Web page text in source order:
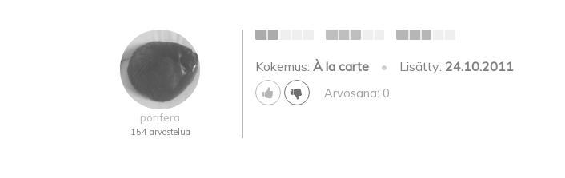
porifera
154 arvostelua
Kokemus: À la carte • Lisätty: 24.10.2011
Arvosana: 0